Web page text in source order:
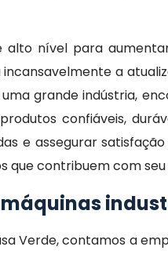
alto nível para
a
grande indústria,
confiáveis,
e assegurar
que contribuem com seu
Verde, contamos a